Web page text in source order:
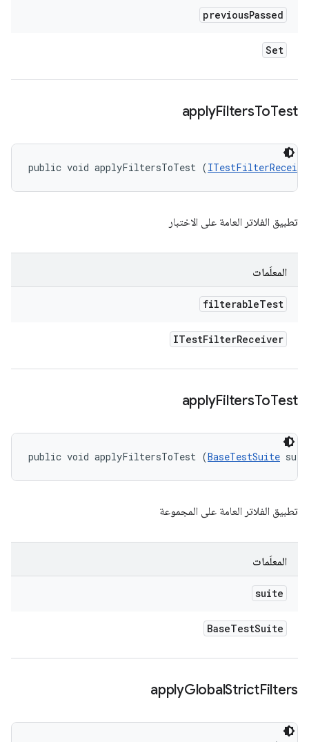
previousPassed
Set
applyFiltersToTest
public void applyFiltersToTest (
تطبيق الفلاتر العامة على الاختبار
المعلَمات
filterableTest
ITestFilterReceiver
applyFiltersToTest
public void applyFiltersToTest (BaseTestSuite
تطبيق الفلاتر العامة على المجموعة
المعلَمات
suite
BaseTestSuite
applyGlobalStrictFilters